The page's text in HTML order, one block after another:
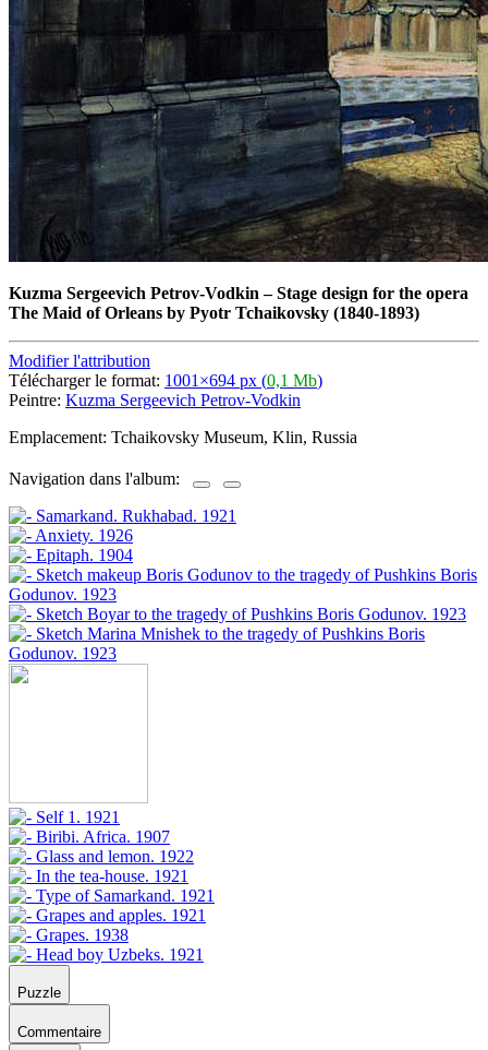
Kuzma Sergeevich Petrov-Vodkin –Stage design for the opera
The Maid of Orleans by Pyotr Tchaikovsky (1840-1893)
Modifier l'attribution
Télécharger le format: 1001×694 px (0,1 Mb)
Peintre: Kuzma Sergeevich Petrov-Vodkin
Emplacement: Tchaikovsky Museum, Klin, Russia
Navigation dans l'album:
Puzzle
Commentaire